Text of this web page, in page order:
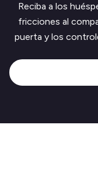
Reciba a los
fricciones al
puerta y los